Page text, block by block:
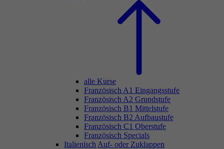
alle Kurse
Französisch A1 Eingangsstufe
Französisch A2 Grundstufe
Französisch B1 Mittelstufe
Französisch B2 Aufbaustufe
Französisch C1 Oberstufe
Französisch Specials
Italienisch Auf- oder Zuklappen